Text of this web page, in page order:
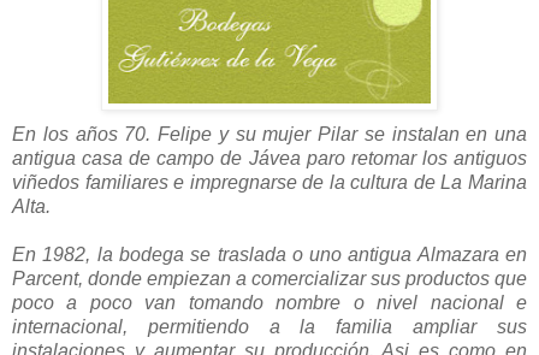
En los años 70. Felipe y su mujer Pilar se instalan en una
antigua casa de campo de Jávea paro retomar los antiguos
viñedos familiares e impregnarse de la cultura de La Marina
Alta.
En 1982, la bodega se traslada o uno antigua Almazara en
Parcent, donde empiezan a comercializar sus productos que
poco a poco van tomando nombre o nivel nacional e
internacional, permitiendo a la familia ampliar sus
instalaciones y aumentar su producción. Asi es como en